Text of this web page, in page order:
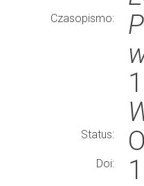
Czasopismo:
Status:
Doi: